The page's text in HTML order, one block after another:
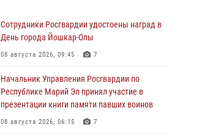
Сотрудники Росгвардии удостоены наград в
День города Йошкар-Олы
08 августа 2026, 09:45 7
Начальник Управления Росгвардии по
Республике Марий Эл принял участие в
презентации книги памяти павших воинов
08 августа 2026, 06:15 7